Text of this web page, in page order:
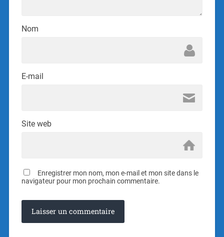
Nom
E-mail
Site web
Enregistrer mon nom, mon e-mail et mon site dans le
navigateur pour mon prochain commentaire.